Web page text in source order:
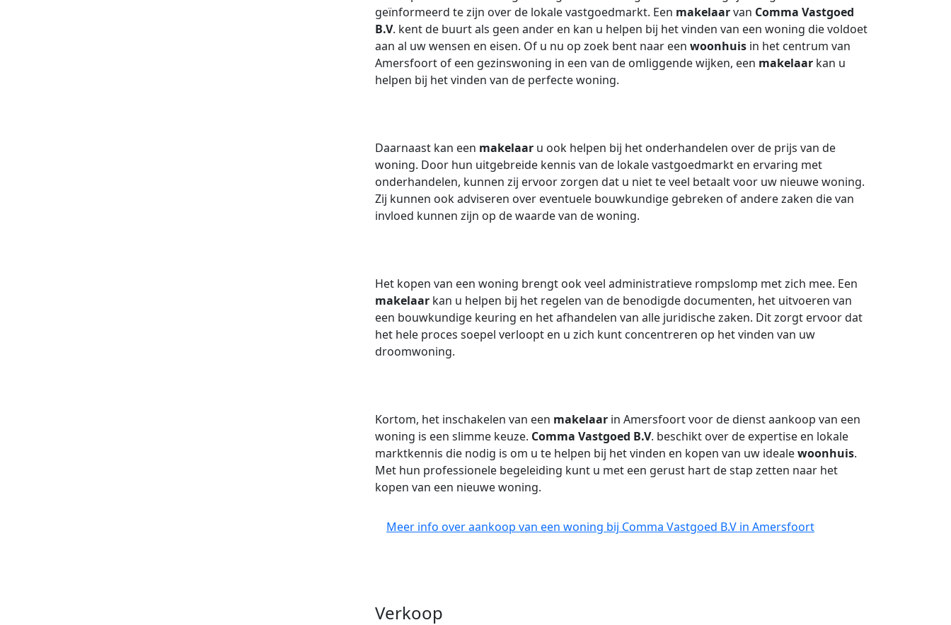
geïnformeerd te zijn over de lokale vastgoedmarkt. Een makelaarvan Comma Vastgoed
B.V. kent de buurt als geen ander en kan u helpen bij het vinden van een woning die voldoet
aan al uw wensen en eisen. Of u nu op zoek bent naar een woonhuis in het centrum van
Amersfoort of een gezinswoning in een van de omliggende wijken, een makelaar kan u
helpen bij het vinden van de perfecte woning.
Daarnaast kan een makelaar u ook helpen bij het onderhandelen over de prijs van de
woning. Door hun uitgebreide kennis van de lokale vastgoedmarkt en ervaring met
onderhandelen, kunnen zij ervoor zorgen dat u niet te veel betaalt voor uw nieuwe woning.
Zij kunnen ook adviseren over eventuele bouwkundige gebreken of andere zaken die van
invloed kunnen zijn op de waarde van de woning.
Het kopen van een woning brengt ook veel administratieve rompslomp met zich mee. Een
makelaar kan u helpen bij het regelen van de benodigde documenten, het uitvoeren van
een bouwkundige keuring en het afhandelen van alle juridische zaken. Dit zorgt ervoor dat
het hele proces soepel verloopt en u zich kunt concentreren op het vinden van uw
droomwoning.
Kortom, het inschakelen van een makelaar in Amersfoort voor de dienst aankoop van een
woning is een slimme keuze. Comma Vastgoed B.V. beschikt over de expertise en lokale
marktkennis die nodig is om u te helpen bij het vinden en kopen van uw idealewoonhuis.
Met hun professionele begeleiding kunt u met een gerust hart de stap zetten naar het
kopen van een nieuwe woning.
Meer info over aankoop van een woning bij Comma Vastgoed B.V in Amersfoort
Verkoop